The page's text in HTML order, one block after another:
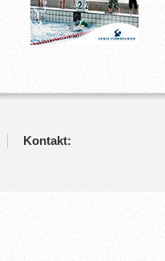
Kontakt: